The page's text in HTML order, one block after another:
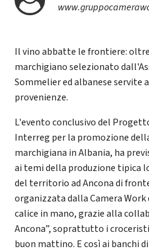
Il vino abbatte le frontiere:
marchigiano selezionato
Sommelier ed albanese servite
provenienze.
L'evento conclusivo del
Interreg per la promozione
marchigiana in Albania, ha
ai temi della produzione tipica
del territorio ad Ancona di
organizzata dalla Camera Work
calice in mano, grazie alla
Ancona”, soprattutto i
buon mattino. E così ai banchi